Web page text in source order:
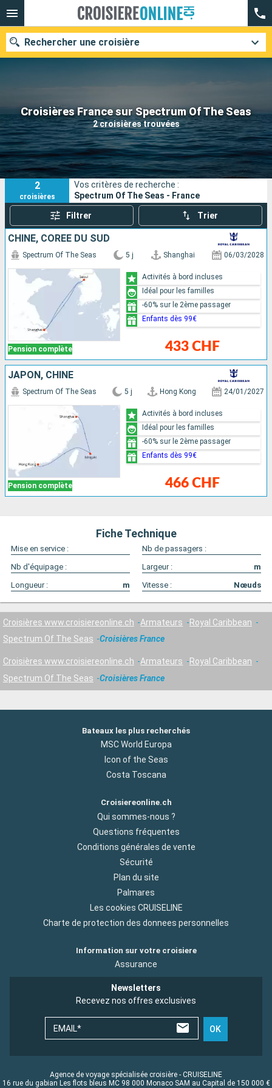
Croisières France sur Spectrum Of The Seas
2 croisières trouvées
Rechercher une croisière
Nos destinations
Mois de départ
Ports Compagnies
Rechercher
2
croisières
Vos critères de recherche :
Spectrum Of The Seas - France
Filtrer Trier
CHINE, CORÉE DU SUD
Pension complète
Spectrum Of The Seas 5 j Shanghai 06/03/2028
433 CHF
Activités à bord incluses
Idéal pour les familles
-60% sur le 2ème passager
Enfants dès 99€
JAPON, CHINE
Pension complète
Spectrum Of The Seas 5 j Hong Kong 24/01/2027
466 CHF
Activités à bord incluses
Idéal pour les familles
-60% sur le 2ème passager
Enfants dès 99€
Fiche Technique
Mise en service :
Nb de passagers :
Nb d'équipage :
Largeur :
m
Longueur :
m Vitesse : Nœuds
Croisières www.croisiereonline.ch Armateurs
Royal Caribbean
Spectrum Of The Seas
Croisières France
Croisières www.croisiereonline.ch Armateurs
Royal Caribbean
Spectrum Of The Seas
Croisières France
Bateaux les plus recherchés
MSC World Europa
Icon of the Seas
Costa Toscana
Croisiereonline.ch
Qui sommes-nous ?
Questions fréquentes
Conditions générales de vente
Sécurité
Plan du site
Palmares
Les cookies CRUISELINE
Charte de protection des donnees personnelles
Information sur votre croisiere
Assurance
Newsletters
Recevez nos offres exclusives
EMAIL* OK
Agence de voyage spécialisée croisière - CRUISELINE
16 rue du gabian Les flots bleus MC 98 000 Monaco SAM au Capital de 150 000 €